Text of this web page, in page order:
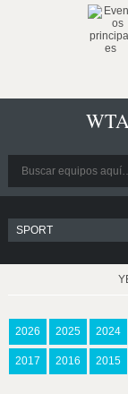
2026 2025 2024
2017 2016 2015